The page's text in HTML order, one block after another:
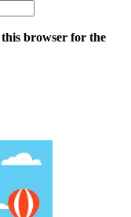
this browser for the